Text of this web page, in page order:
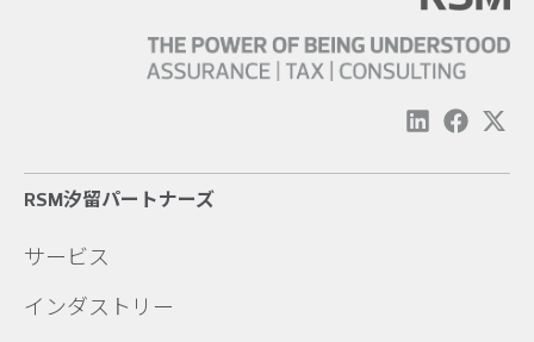
RSM汐留パートナーズ
サービス
インダストリー